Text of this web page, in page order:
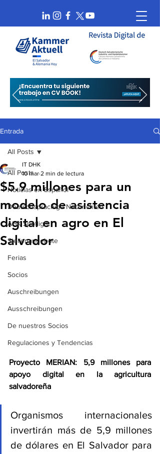
Entrada
All Posts
Noticias en Español
Deutschsprachige Nachrichten
AHK Spotlight
Stellenangebote
Ferias
Socios
Auschreibungen
Ausschreibungen
De nuestros Socios
Regulaciones y Tendencias
All Posts
$5.9 millones para un
modelo de asistencia
digital en agro en El
Salvador
IT DHK
10 mar 2 min de lectura
Proyecto MERIAN: 5,9 millones para
apoyo digital en la agricultura
salvadoreña
Organismos internacionales
invertirán más de 5,9 millones
de dólares en El Salvador para